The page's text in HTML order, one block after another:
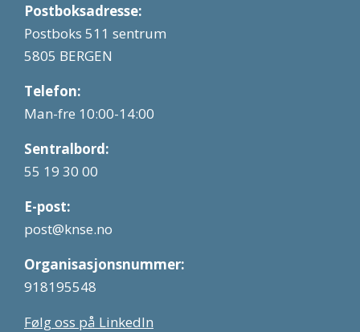
Postboksadresse:
Postboks 511 sentrum
5805 BERGEN
Telefon:
Man-fre 10:00-14:00
Sentralbord:
55 19 30 00
E-post:
post@knse.no
Organisasjonsnummer:
918195548
Følg oss på LinkedIn